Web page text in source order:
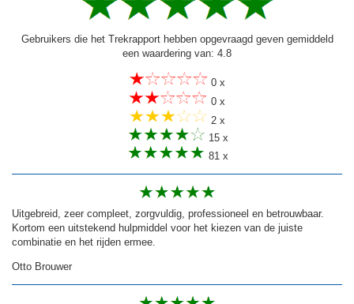
Gebruikers die het Trekrapport hebben opgevraagd geven gemiddeld
een waardering van: 4.8
0 x
0 x
2 x
15 x
81 x
Uitgebreid, zeer compleet, zorgvuldig, professioneel en betrouwbaar.
Kortom een uitstekend hulpmiddel voor het kiezen van de juiste
combinatie en het rijden ermee.
Otto Brouwer